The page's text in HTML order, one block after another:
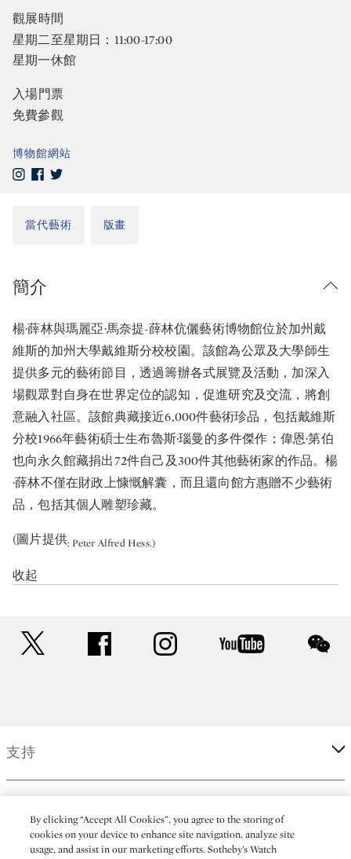
簡介
楊·薛林與瑪麗亞·馬奈提-薛林伉儷藝術博物館位於加州戴
維斯的加州大學戴維斯分校校園。該館為公眾及大學師生
提供多元的藝術節目，透過籌辦各式展覽及活動，加深入
場觀眾對自身在世界定位的認知，促進研究及交流，將創
意融入社區。該館典藏接近6,000件藝術珍品，包括戴維斯
分校1966年藝術碩士生布魯斯·瑙曼的多件傑作；偉恩·第伯
也向永久館藏捐出72件自己及300件其他藝術家的作品。楊
·薛林不僅在財政上慷慨解囊，而且還向館方惠贈不少藝術
品，包括其個人雕塑珍藏。
(圖片提供: Peter Alfred Hess.)
收起
觀展時間
星期二至星期日：11:00-17:00
星期一休館
入場門票
免費參觀
博物館網站
當代藝術 版畫
facebook instagram youtube
支持
By clicking “Accept All Cookies”, you agree to the storing of
cookies on your device to enhance site navigation, analyze site
usage, and assist in our marketing efforts. Sotheby’s Watch